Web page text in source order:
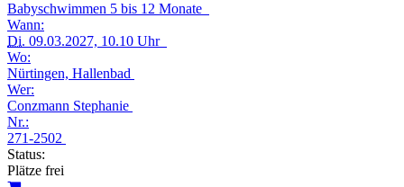
Babyschwimmen 5 bis 12 Monate
Wann:
Di. 09.03.2027, 10.10 Uhr
Wo:
Nürtingen, Hallenbad
Wer:
Conzmann Stephanie
Nr.:
271-2502
Status:
Plätze frei